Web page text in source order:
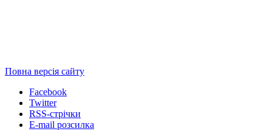
Повна версія сайту
Facebook
Twitter
RSS-стрічки
E-mail розсилка